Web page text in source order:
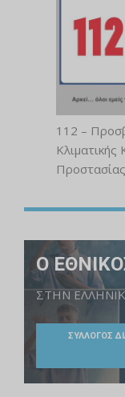
112 –
Κλιματικής
Προστασίας
Ο
ΣΤΗΝ
ΣΥΛΛΟΓΟΣ